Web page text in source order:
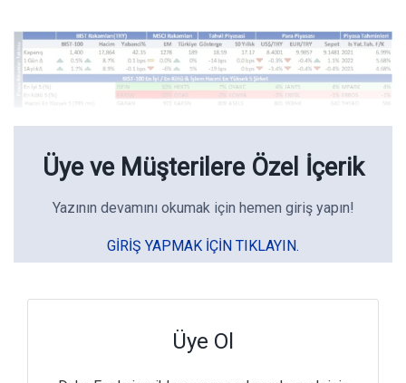
Üye ve Müşterilere Özel İçerik
Yazının devamını okumak için hemen giriş yapın!
GIRIŞ YAPMAK IÇIN TIKLAYIN.
Üye Ol